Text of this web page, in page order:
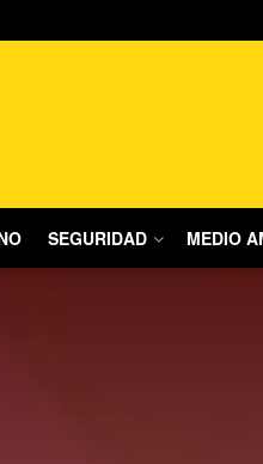
SEGURIDAD MEDIO